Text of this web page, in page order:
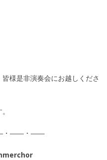
様是非演奏会にお越しくださ
――・――